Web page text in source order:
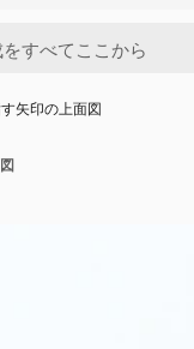
矢印の上面図